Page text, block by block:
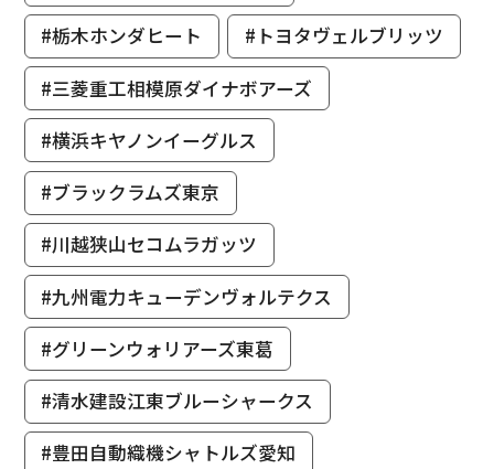
#栃木ホンダヒート
#トヨタヴェルブリッツ
#三菱重工相模原ダイナボアーズ
#横浜キヤノンイーグルス
#ブラックラムズ東京
#川越狭山セコムラガッツ
#九州電力キューデンヴォルテクス
#グリーンウォリアーズ東葛
#清水建設江東ブルーシャークス
#豊田自動織機シャトルズ愛知